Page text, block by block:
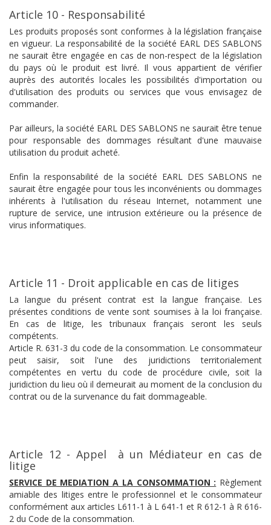
Article 10 - Responsabilité
Les produits proposés sont conformes à la législation française
en vigueur. La responsabilité de la société EARL DES SABLONS
ne saurait être engagée en cas de non-respect de la législation
du pays où le produit est livré. Il vous appartient de vérifier
auprès des autorités locales les possibilités d'importation ou
d'utilisation des produits ou services que vous envisagez de
commander.
Par ailleurs, la société EARL DES SABLONS ne saurait être tenue
pour responsable des dommages résultant d'une mauvaise
utilisation du produit acheté.
Enfin la responsabilité de la société EARL DES SABLONS ne
saurait être engagée pour tous les inconvénients ou dommages
inhérents à l'utilisation du réseau Internet, notamment une
rupture de service, une intrusion extérieure ou la présence de
virus informatiques.
Article 11 - Droit applicable en cas de litiges
La langue du présent contrat est la langue française. Les
présentes conditions de vente sont soumises à la loi française.
En cas de litige, les tribunaux français seront les seuls
compétents.
Article R. 631-3 du code de la consommation. Le consommateur
peut saisir, soit l'une des juridictions territorialement
compétentes en vertu du code de procédure civile, soit la
juridiction du lieu où il demeurait au moment de la conclusion du
contrat ou de la survenance du fait dommageable.
Article 12 - Appel à un Médiateur en cas de
litige
SERVICE DE MEDIATION A LA CONSOMMATION : Règlement
amiable des litiges entre le professionnel et le consommateur
conformément aux articles L611-1 à L 641-1 et R 612-1 à R 616-
2 du Code de la consommation.